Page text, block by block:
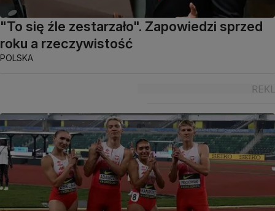
"To się źle zestarzało". Zapowiedzi sprzed
roku a rzeczywistość
POLSKA